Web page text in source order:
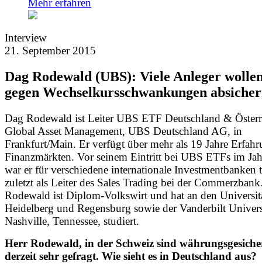
Mehr erfahren
Interview
21. September 2015
Dag Rodewald (UBS): Viele Anleger
gegen Wechselkursschwankungen
Dag Rodewald ist Leiter UBS ETF Deutschland &
Global Asset Management, UBS Deutschland AG, in
Frankfurt/Main. Er verfügt über mehr als 19 Jahre
Finanzmärkten. Vor seinem Eintritt bei UBS ETFs im
war er für verschiedene internationale Investmentbanken
zuletzt als Leiter des Sales Trading bei der
Rodewald ist Diplom-Volkswirt und hat an den
Heidelberg und Regensburg sowie der Vanderbilt
Nashville, Tennessee, studiert.
Herr Rodewald, in der Schweiz sind
derzeit sehr gefragt. Wie sieht es in Deutschland aus?